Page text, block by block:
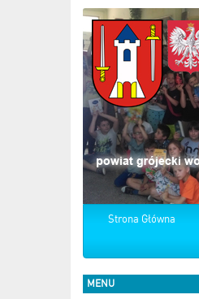
Strona Główna
MENU